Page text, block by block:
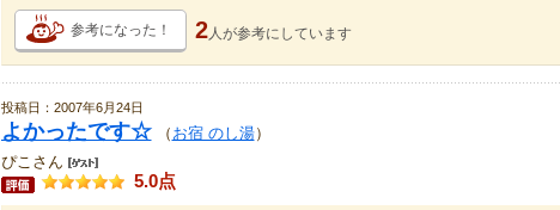
参考になった！ 2人が参考にしています
投稿日：2007年6月24日
よかったです☆（ お宿 のし湯）
ぴこさん
5.0点